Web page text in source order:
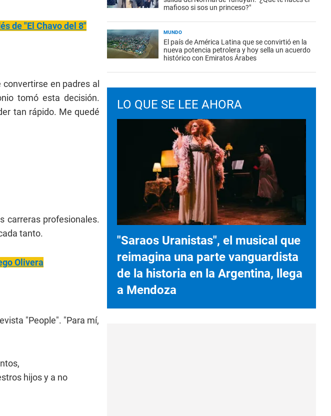
de "El Chavo del 8"
en padres al
tomó esta decisión.
tan rápido. Me quedé
carreras profesionales.
tanto.
Olivera
"People". "Para mí,
hijos y a no
mafioso si sos un princeso?"
MUNDO
El país de América Latina que se convirtió en la
nueva potencia petrolera y hoy sella un acuerdo
histórico con Emiratos Árabes
LO QUE SE LEE AHORA
"Saraos Uranistas", el musical que
reimagina una parte vanguardista
de la historia en la Argentina, llega
a Mendoza